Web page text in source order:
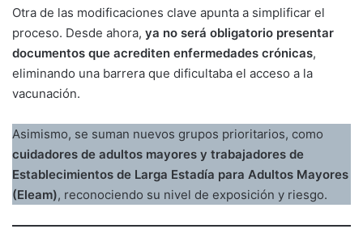
Otra de las modificaciones clave apunta a simplificar el
proceso. Desde ahora, ya no será obligatorio presentar
documentos que acrediten enfermedades crónicas,
eliminando una barrera que dificultaba el acceso a la
vacunación.
Asimismo, se suman nuevos grupos prioritarios, como
cuidadores de adultos mayores y trabajadores de
Establecimientos de Larga Estadía para Adultos Mayores
(Eleam), reconociendo su nivel de exposición y riesgo.